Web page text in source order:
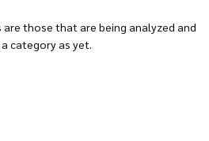
those that are being analyzed and
category as yet.